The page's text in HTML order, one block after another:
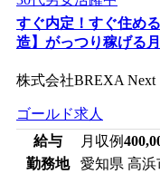
すぐ内定！すぐ住め
造】がっつり稼げる
株式会社BREXA
ゴールド求人
給与
月収例
勤務地
愛知県 高浜